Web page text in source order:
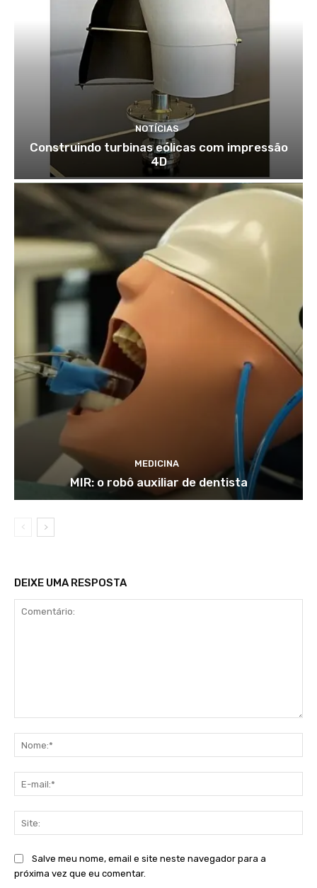
NOTÍCIAS
Construindo turbinas eólicas com impressão
4D
MEDICINA
MIR: o robô auxiliar de dentista
DEIXE UMA RESPOSTA
Salve meu nome, email e site neste navegador para a
próxima vez que eu comentar.